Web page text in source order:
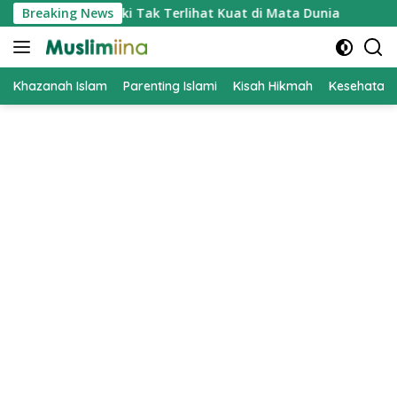
Skip
to
content
Breaking News
Meski Tak Terlihat Kuat di Mata Dunia
Khazanah Islam Parenting Islami Kisah Hikmah Kesehatan